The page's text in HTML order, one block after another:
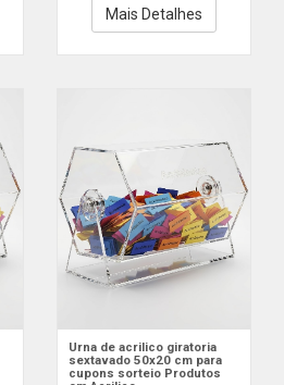
Mais Detalhes
Urna de acrilico giratoria
sextavado 50x20 cm para
cupons sorteio Produtos